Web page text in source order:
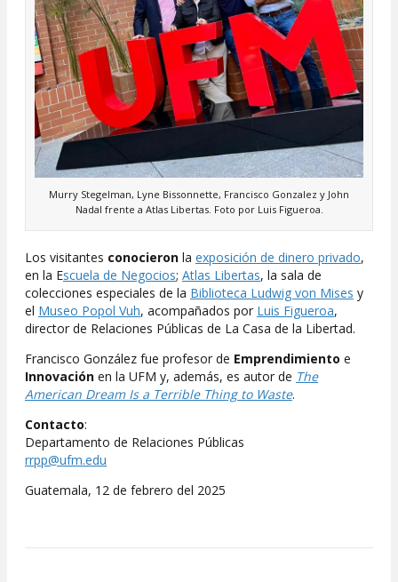
Murry Stegelman, Lyne Bissonnette, Francisco Gonzalez y John
Nadal frente a Atlas Libertas. Foto por Luis Figueroa.
Los visitantes conocieron la exposición de dinero privado,
en la Escuela de Negocios; Atlas Libertas, la sala de
colecciones especiales de la Biblioteca Ludwig von Mises y
el Museo Popol Vuh, acompañados por Luis Figueroa,
director de Relaciones Públicas de La Casa de la Libertad.
Francisco González fue profesor de Emprendimiento e
Innovación en la UFM y, además, es autor de The
American Dream Is a Terrible Thing to Waste.
Contacto:
Departamento de Relaciones Públicas
rrpp@ufm.edu
Guatemala, 12 de febrero del 2025